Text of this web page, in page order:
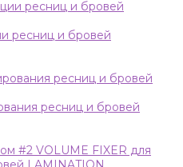
ресниц и бровей
ресниц и бровей